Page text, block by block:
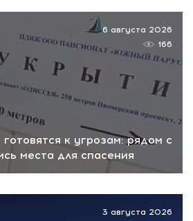
к угрозам: рядом с
места для спасения
6 августа 2026
166
3 августа 2026